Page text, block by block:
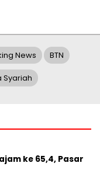
News BTN
Syariah
ke 65,4, Pasar